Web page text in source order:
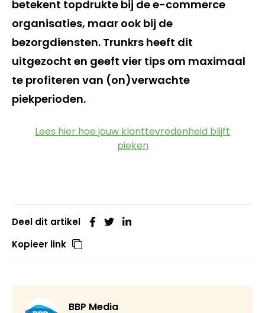
betekent topdrukte bij de e-commerce
organisaties, maar ook bij de
bezorgdiensten. Trunkrs heeft dit
uitgezocht en geeft vier tips om maximaal
te profiteren van (on)verwachte
piekperioden.
Lees hier hoe jouw klanttevredenheid blijft
pieken
Deel dit artikel
Kopieer link
BBP Media